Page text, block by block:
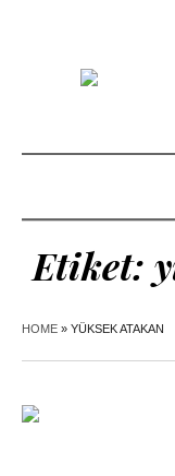
Etiket:
HOME » YÜKSEK ATAKAN